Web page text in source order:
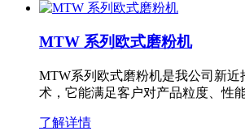
MTW 系列欧式磨粉机
MTW系列欧式磨粉机是我公司新
术，它能满足客户对产品粒度、性
了解详情